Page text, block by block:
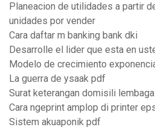
Planeacion de utilidades a partir
unidades por vender
Cara daftar m banking bank dki
Desarrolle el lider que esta en
Modelo de crecimiento
La guerra de ysaak pdf
Surat keterangan domisili
Cara ngeprint amplop di printer
Sistem akuaponik pdf